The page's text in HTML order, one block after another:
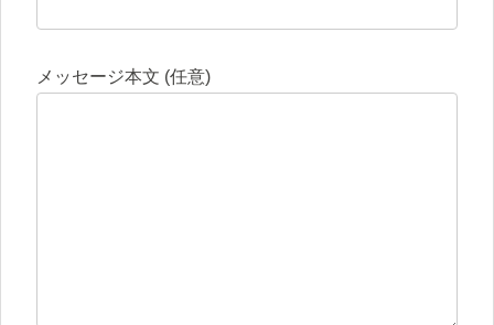
メッセージ本文 (任意)